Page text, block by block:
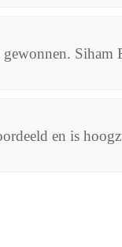
Siham
en is